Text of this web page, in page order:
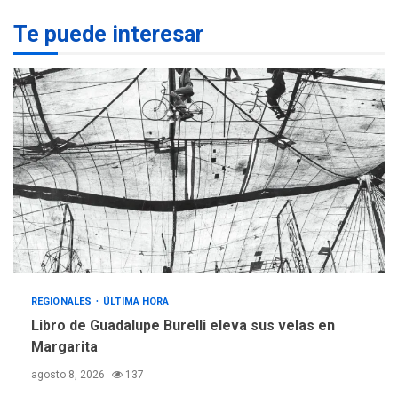
2
Margarita será sede de
para aprender a atender
adultos mayores
3
REGIONALES ÚLTIMA HORA
Mariño fortalece capacidad
operativa con flota
vehicular de 60 unidades
adquiridas en un año de
gestión
4
REGIONALES ÚLTIMA HORA
«Juan Bautista Arismendi» a
la altura de Macho Muerto
Te puede interesar
REGIONALES ÚLTIMA HORA
Libro de Guadalupe Burelli eleva sus velas en
Margarita
agosto 8, 2026 137